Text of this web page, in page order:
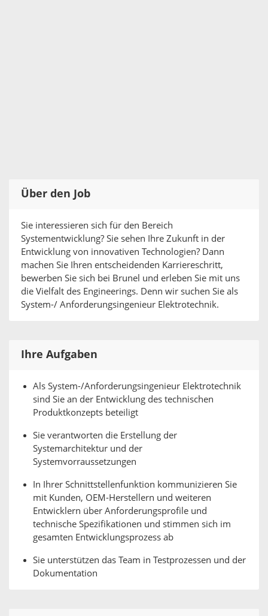
Über den Job
Sie interessieren sich für den Bereich
Systementwicklung? Sie sehen Ihre Zukunft in der
Entwicklung von innovativen Technologien? Dann
machen Sie Ihren entscheidenden Karriereschritt,
bewerben Sie sich bei Brunel und erleben Sie mit uns
die Vielfalt des Engineerings. Denn wir suchen Sie als
System-/ Anforderungsingenieur Elektrotechnik.
Ihre Aufgaben
Als System-/Anforderungsingenieur Elektrotechnik
sind Sie an der Entwicklung des technischen
Produktkonzepts beteiligt
Sie verantworten die Erstellung der
Systemarchitektur und der
Systemvorraussetzungen
In Ihrer Schnittstellenfunktion kommunizieren Sie
mit Kunden, OEM-Herstellern und weiteren
Entwicklern über Anforderungsprofile und
technische Spezifikationen und stimmen sich im
gesamten Entwicklungsprozess ab
Sie unterstützen das Team in Testprozessen und der
Dokumentation